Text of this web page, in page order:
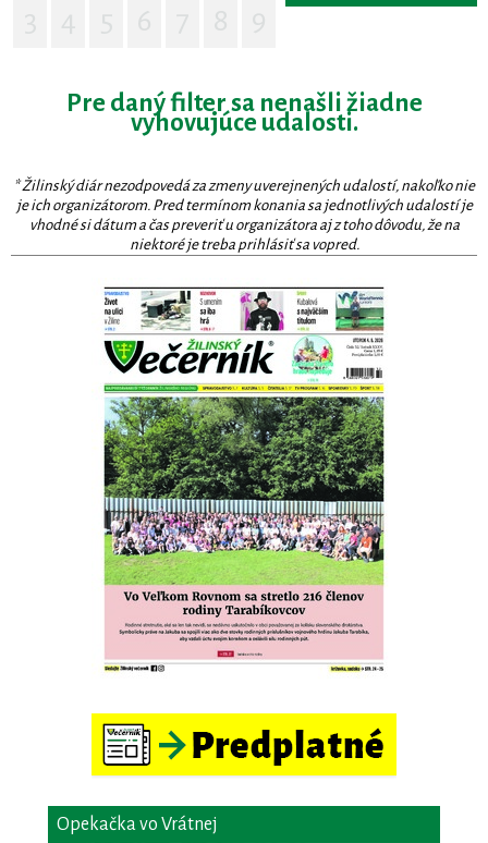
Pre daný filter sa nenašli žiadne
vyhovujúce udalosti.
* Žilinský diár nezodpovedá za zmeny uverejnených udalostí, nakoľko nie
je ich organizátorom. Pred termínom konania sa jednotlivých udalostí je
vhodné si dátum a čas preveriť u organizátora aj z toho dôvodu, že na
niektoré je treba prihlásiť sa vopred.
Opekačka vo Vrátnej